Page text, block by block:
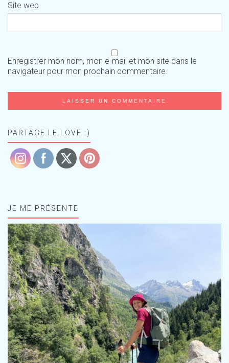
Site web
Enregistrer mon nom, mon e-mail et mon site dans le
navigateur pour mon prochain commentaire.
PARTAGE LE LOVE :)
JE ME PRÉSENTE